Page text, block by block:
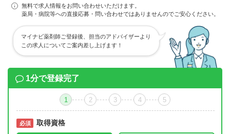
無料で求人情報をお問い合わせいただけます。
薬局・病院等への直接応募・問い合わせではありませんのでご安心ください。
マイナビ薬剤師ご登録後、担当のアドバイザーより
この求人についてご案内差し上げます！
1分で登録完了
1 2 3 4 5
必須 取得資格